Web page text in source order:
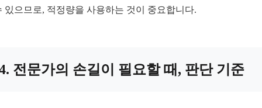
있으므로, 적정량을 사용하는 것이 중요합니다.
전문가의 손길이 필요할 때, 판단 기준